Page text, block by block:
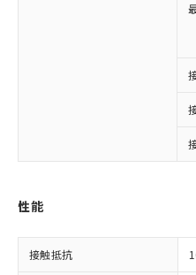
性能
接触抵抗す。
対応予定：EU